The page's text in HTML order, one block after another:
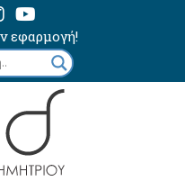
εφαρμογή!